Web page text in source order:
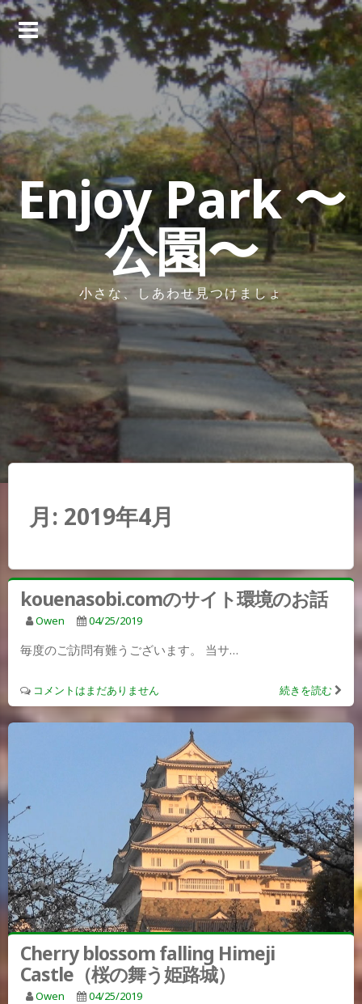
コ
ン
テ
へ
ス
キ
ッ
プ Enjoy Park 〜
公園〜
小さな、しあわせ見つけましょ
月: 2019年4月
kouenasobi.comのサイト環境のお話
Owen 04/25/2019
毎度のご訪問有難うございます。 当サ…
コメントはまだありません 続きを読む
Cherry blossom falling Himeji
Castle（桜の舞う姫路城）
Owen 04/25/2019